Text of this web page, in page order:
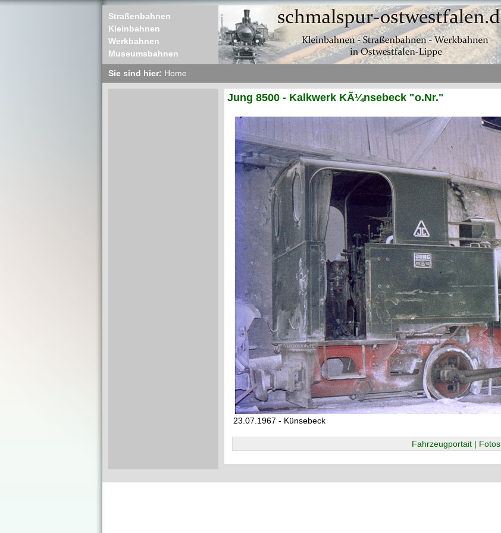
Straßenbahnen
Kleinbahnen
Werkbahnen
Museumsbahnen
Sie sind hier: Home
Jung 8500 - Kalkwerk KÃ¼nsebeck "o.Nr."
23.07.1967 - Künsebeck
Fahrzeugportait | Fotos